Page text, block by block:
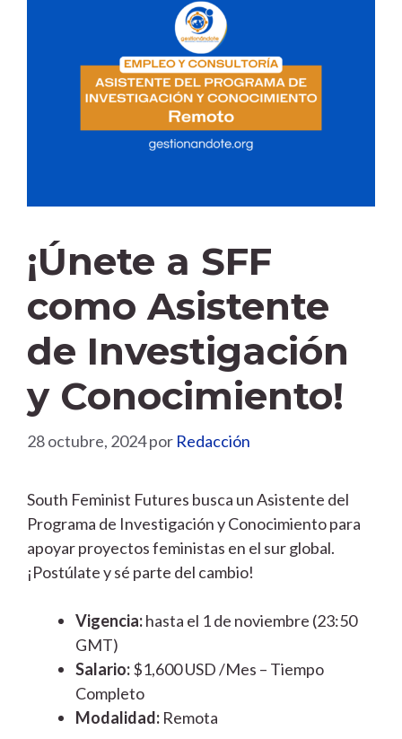
¡Únete a SFF
como Asistente
de Investigación
y Conocimiento!
28 octubre, 2024por Redacción
South Feminist Futures busca un Asistente del
Programa de Investigación y Conocimiento para
apoyar proyectos feministas en el sur global.
¡Postúlate y sé parte del cambio!
Vigencia:hasta el 1 de noviembre (23:50
GMT)
Salario:$1,600 USD /Mes – Tiempo
Completo
Modalidad: Remota